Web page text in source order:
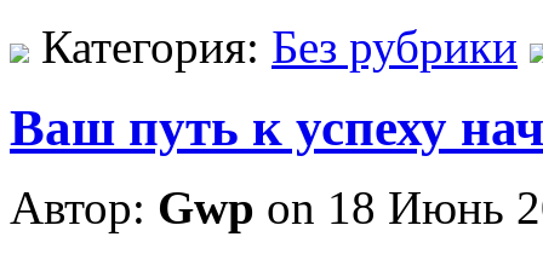
Категория: Без рубрики
Ваш путь к успеху
Автор: Gwp on 18 Июнь